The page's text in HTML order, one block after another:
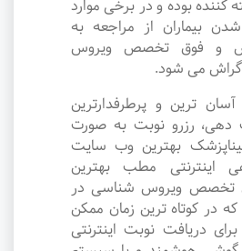
بوده و در برخی موارد
بیماران از مراجعه به
و فوق تخصص ویروس
می شود.
ترین و پرطرفدارترین
رزرو نوبت به صورت
بهترین وب سایت
اینترنتی مطب بهترین
ویروس شناسی در
در کوتاه ترین زمان ممکن
دریافت نوبت اینترنتی